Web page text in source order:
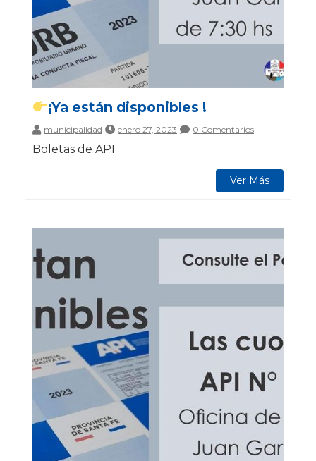
¡Ya están disponibles !
municipalidad enero 27, 2023 0 Comentarios
Boletas de API
Ver Más